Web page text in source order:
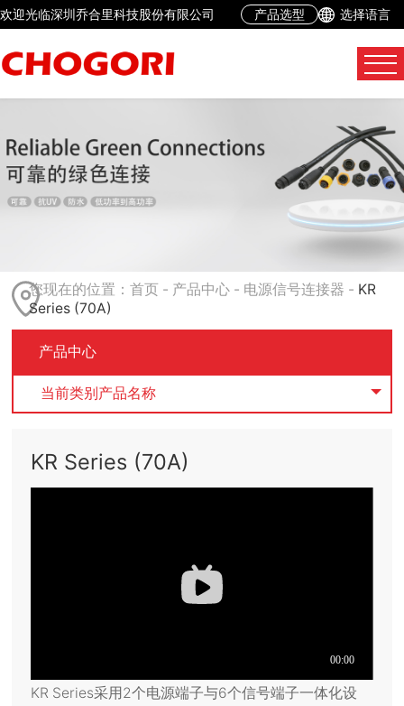
欢迎光临深圳乔合里科技股份有限公司 产品选型 选择语言
您现在的位置：首页 - 产品中心 - 电源信号连接器 - KR
Series (70A)
产品中心
当前类别产品名称
KR Series (70A)
KR Series采用2个电源端子与6个信号端子一体化设